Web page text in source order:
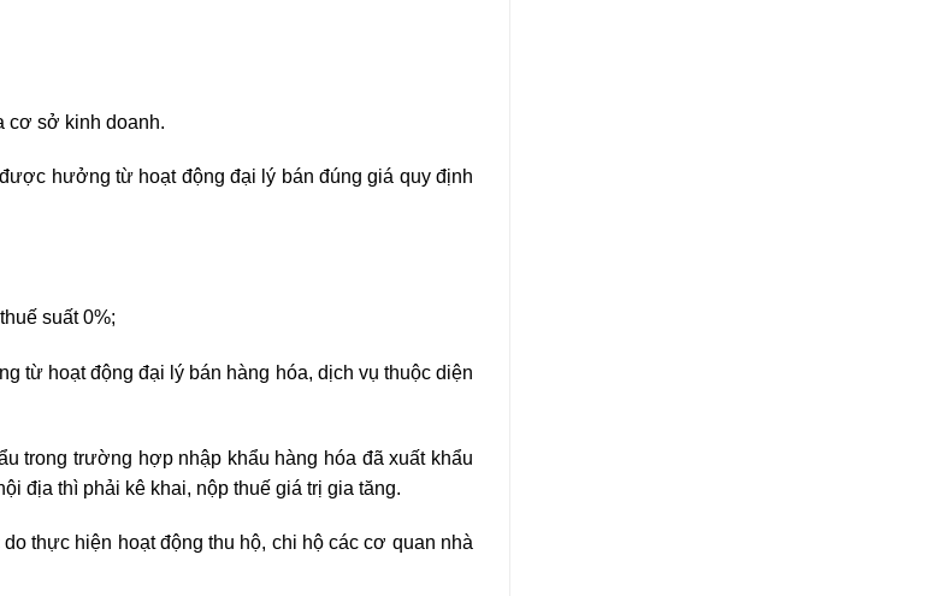
cơ sở kinh doanh.
hưởng từ hoạt động đại lý bán đúng giá quy định
suất 0%;
từ hoạt động đại lý bán hàng hóa, dịch vụ thuộc diện
trong trường hợp nhập khẩu hàng hóa đã xuất khẩu
địa thì phải kê khai, nộp thuế giá trị gia tăng.
thực hiện hoạt động thu hộ, chi hộ các cơ quan nhà